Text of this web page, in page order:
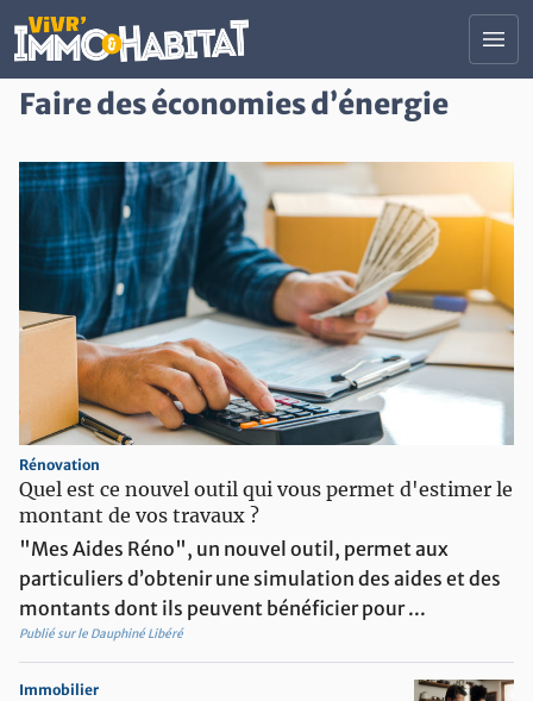
Contenu principal
menu
Tous nos salons
Actualités Immobilier et Habitat
Devenir Exposant
Nous contacter
Votre projet :
Construire ou rénover son logement
search Trouver son logement
savings Faire des économies d'énergie
account_balance Investir ou financer ses projets
potted_plant Aménager son extérieur
contact_support Etre conseillé
imagesearch_roller Equiper et décorer son intérieur
Faire des économies d’énergie
Rénovation
Quel est ce nouvel outil qui vous permet d'estimer le
montant de vos travaux ?
"Mes Aides Réno", un nouvel outil, permet aux
particuliers d’obtenir une simulation des aides et des
montants dont ils peuvent bénéficier pour ...
Publié sur le Dauphiné Libéré
Immobilier